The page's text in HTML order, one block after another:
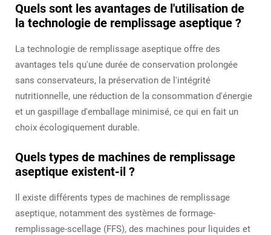
Quels sont les avantages de l'utilisation de
la technologie de remplissage aseptique ?
La technologie de remplissage aseptique offre des
avantages tels qu'une durée de conservation prolongée
sans conservateurs, la préservation de l'intégrité
nutritionnelle, une réduction de la consommation d'énergie
et un gaspillage d'emballage minimisé, ce qui en fait un
choix écologiquement durable.
Quels types de machines de remplissage
aseptique existent-il ?
Il existe différents types de machines de remplissage
aseptique, notamment des systèmes de formage-
remplissage-scellage (FFS), des machines pour liquides et